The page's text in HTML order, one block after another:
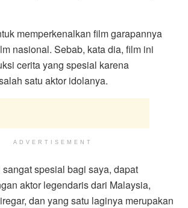
memperkenalkan film garapannya
nasional. Sebab, kata dia, film ini
cerita yang spesial karena
satu aktor idolanya.
ADVERTISEMENT
sangat spesial bagi saya, dapat
aktor legendaris dari Malaysia,
dan yang satu laginya merupakan